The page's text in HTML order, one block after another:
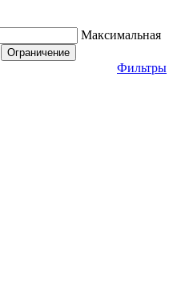
Максимальная
Ограничение
Фильтры